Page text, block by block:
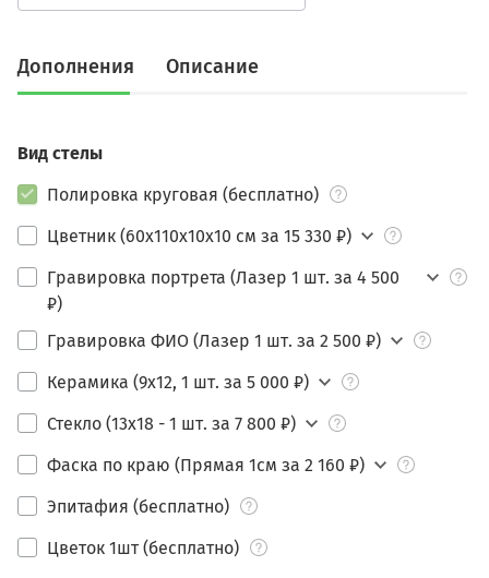
Дополнения Описание
Вид стелы
Полировка круговая (бесплатно)
Цветник (60х110х10х10 см за 15 330 ₽)
Гравировка портрета (Лазер 1 шт. за 4 500
₽)
Гравировка ФИО (Лазер 1 шт. за 2 500 ₽)
Керамика (9х12, 1 шт. за 5 000 ₽)
Стекло (13х18 - 1 шт. за 7 800 ₽)
Фаска по краю (Прямая 1см за 2 160 ₽)
Эпитафия (бесплатно)
Цветок 1шт (бесплатно)